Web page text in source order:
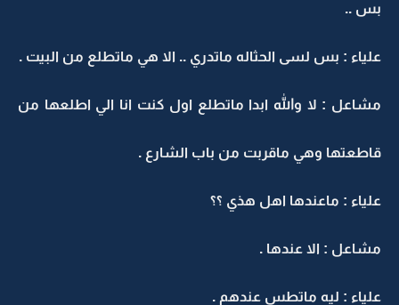
بس ..
علياء : بس لسى الحثاله ماتدري .. الا هي ماتطلع من البيت .
مشاعل : لا والله ابدا ماتطلع اول كنت انا الي اطلعها من
قاطعتها وهي ماقربت من باب الشارع .
علياء : ماعندها اهل هذي ؟؟
مشاعل : الا عندها .
علياء : ليه ماتطس عندهم .